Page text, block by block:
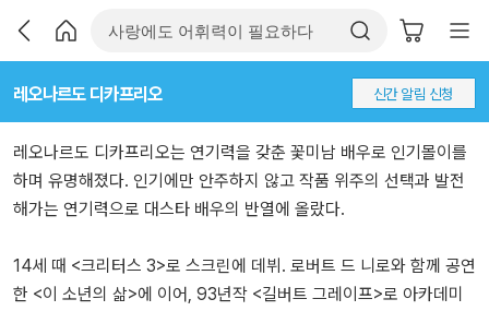
레오나르도 디카프리오 신간 알림 신청
레오나르도 디카프리오는 연기력을 갖춘 꽃미남 배우로 인기몰이를
하며 유명해졌다. 인기에만 안주하지 않고 작품 위주의 선택과 발전
해가는 연기력으로 대스타 배우의 반열에 올랐다.
14세 때 <크리터스 3>로 스크린에 데뷔. 로버트 드 니로와 함께 공연
한 <이 소년의 삶>에 이어, 93년작 <길버트 그레이프>로 아카데미